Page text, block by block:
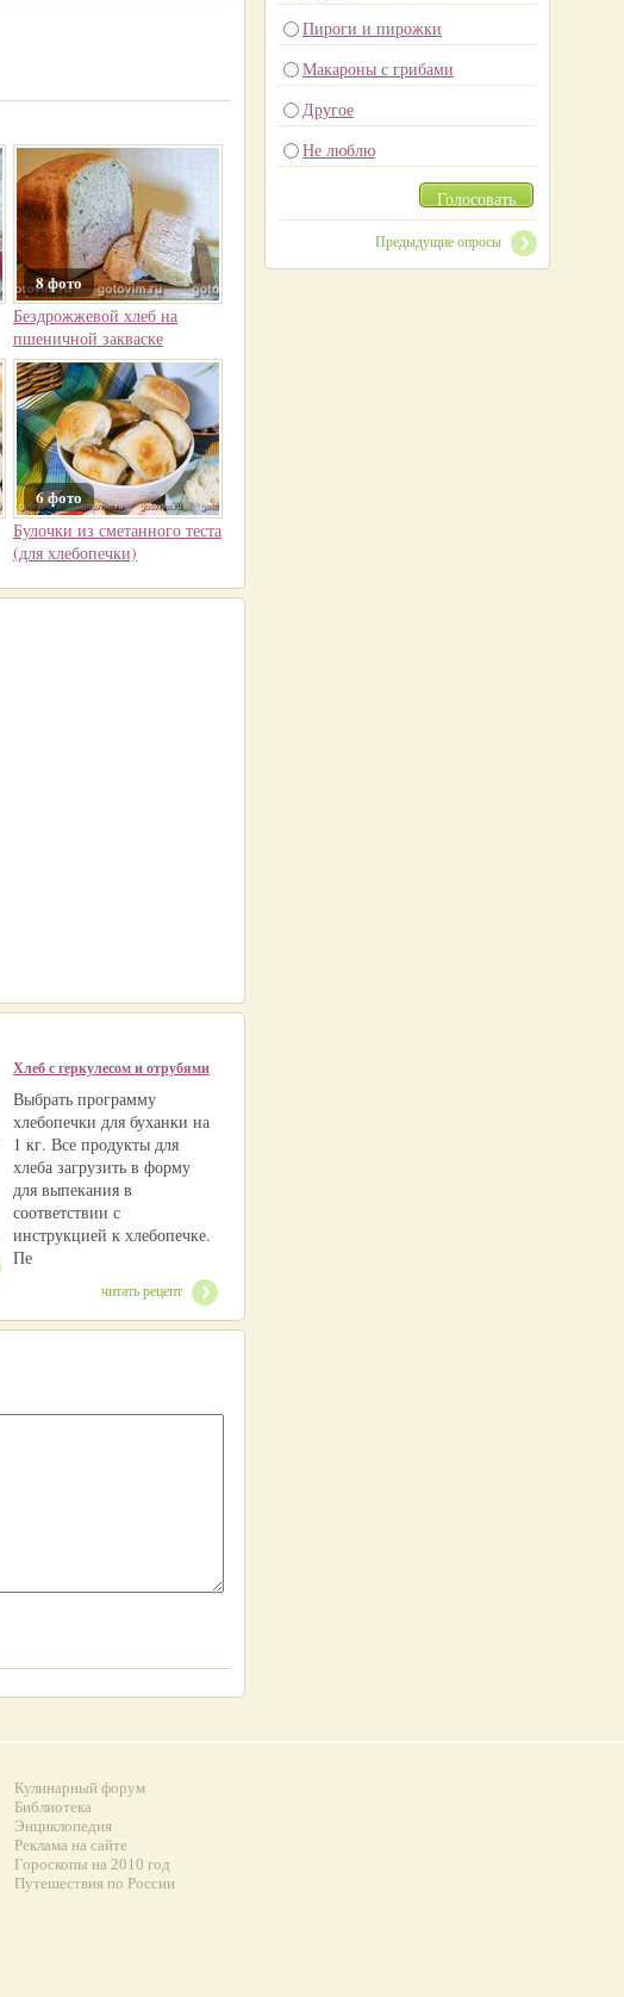
8 фото
Бездрожжевой хлеб на
пшеничной закваске
6 фото
Булочки из сметанного теста
(для хлебопечки)
Хлеб с геркулесом и отрубями
Выбрать программу
хлебопечки для буханки на
1 кг. Все продукты для
хлеба загрузить в форму
для выпекания в
соответствии с
инструкцией к хлебопечке.
Пе
читать рецепт
Пироги и пирожки
Макароны с грибами
Другое
Не люблю
Голосовать
Предыдущие опросы
Кулинарный форум
Библиотека
Энциклопедия
Реклама на сайте
Гороскопы на 2010 год
Путешествия по России